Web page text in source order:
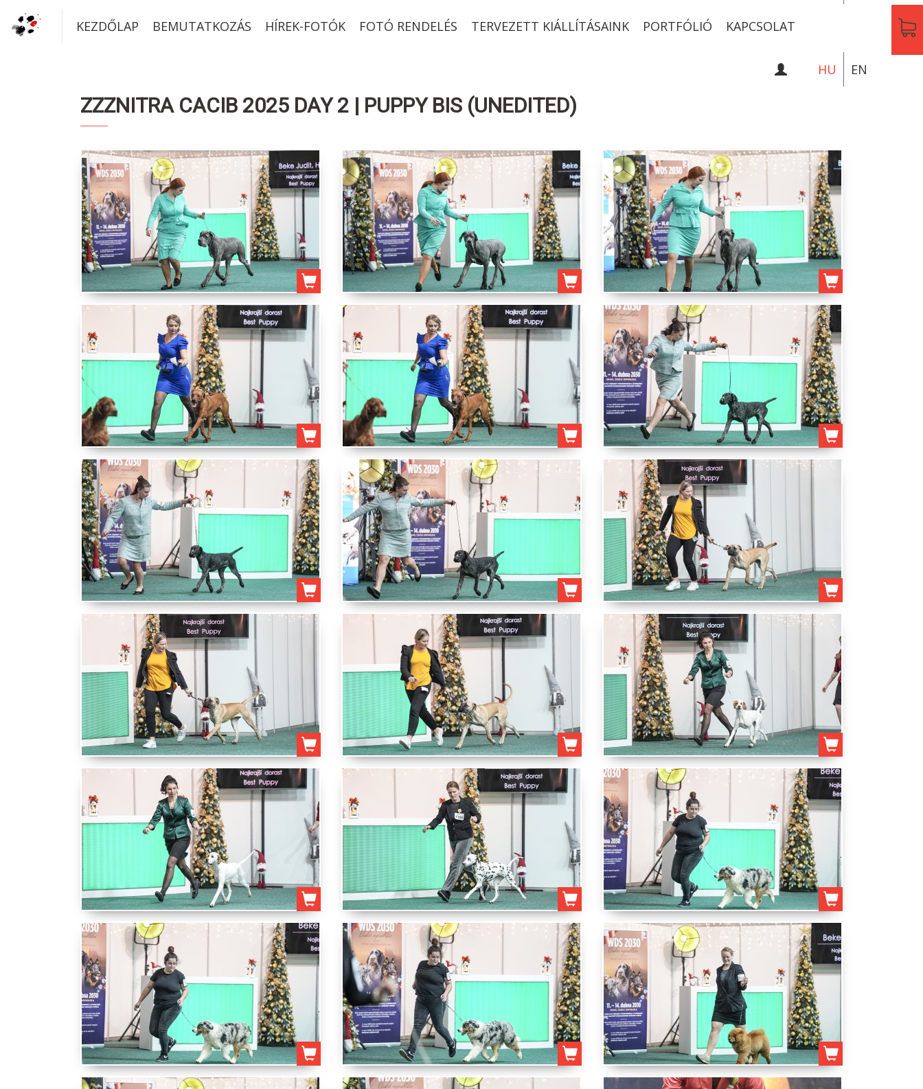
KEZDŐLAP BEMUTATKOZÁS HÍREK-FOTÓK FOTÓ RENDELÉS TERVEZETT KIÁLLÍTÁSAINK PORTFÓLIÓ KAPCSOLAT
HU EN
ZZZNITRA CACIB 2025 DAY 2 | PUPPY BIS (UNEDITED)